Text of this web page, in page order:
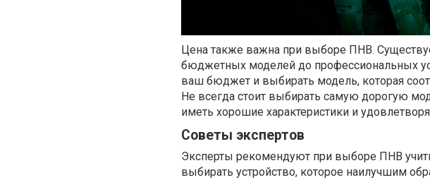
Цена также важна при выборе ПНВ.
бюджетных моделей до профессиональных
ваш бюджет и выбирать модель, которая
Не всегда стоит выбирать самую дорогую
иметь хорошие характеристики и
Советы экспертов
Эксперты рекомендуют при выборе ПНВ
выбирать устройство, которое наилучшим